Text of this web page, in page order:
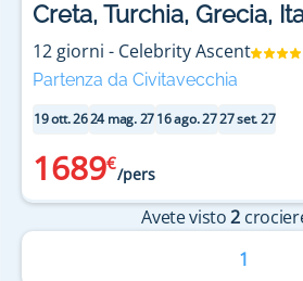
le rotte più affascinanti dell’Asia.
Creta, Turchia, Grecia,
12 giorni - Celebrity Ascent
Partenza da Civitavecchia
19 ott. 2624 mag. 2716 ago. 2727 set. 27
1689€
/pers
Avete visto 2
1